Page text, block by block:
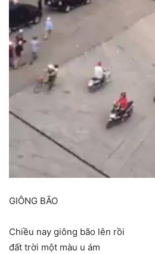
GIÔNG BÃO
Chiều nay giông bão lên rồi
đất trời một màu u ám